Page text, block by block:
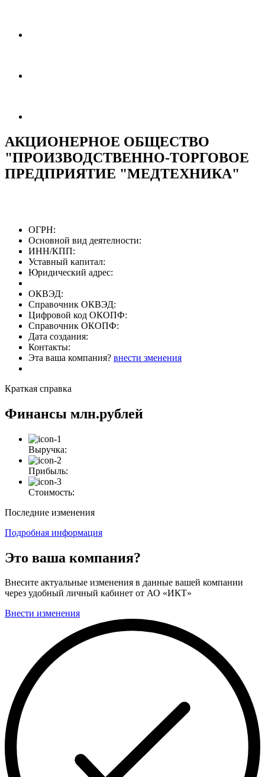
АКЦИОНЕРНОЕ ОБЩЕСТВО
"ПРОИЗВОДСТВЕННО-ТОРГОВОЕ
ПРЕДПРИЯТИЕ "МЕДТЕХНИКА"
ОГРН:
Основной вид деятелности:
ИНН/КПП:
Уставный капитал:
Юридический адрес:
ОКВЭД:
Справочник ОКВЭД:
Цифровой код ОКОПФ:
Справочник ОКОПФ:
Дата создания:
Контакты:
Эта ваша компания? внести зменения
Краткая справка
Финансы млн.рублей
Выручка:
Прибыль:
Стоимость:
Последние изменения
Подробная информация
Это ваша компания?
Внесите актуальные изменения в данные вашей компании
через удобный личный кабинет от АО «ИКТ»
Внести изменения